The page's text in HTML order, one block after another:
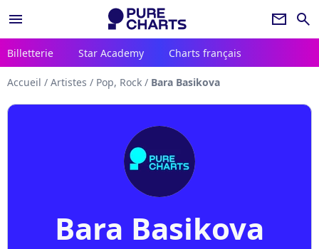
menu newsletter search
Billetterie Star Academy Charts français
Accueil / Artistes / Pop, Rock / Bara Basikova
Bara Basikova